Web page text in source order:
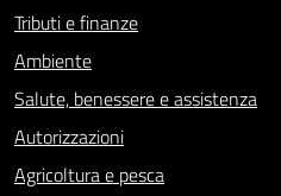
Tributi e finanze
Ambiente
Salute, benessere e assistenza
Autorizzazioni
Agricoltura e pesca